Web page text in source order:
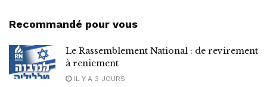
Recommandé pour vous
Le Rassemblement National : de revirement
à reniement
IL Y A 3 JOURS